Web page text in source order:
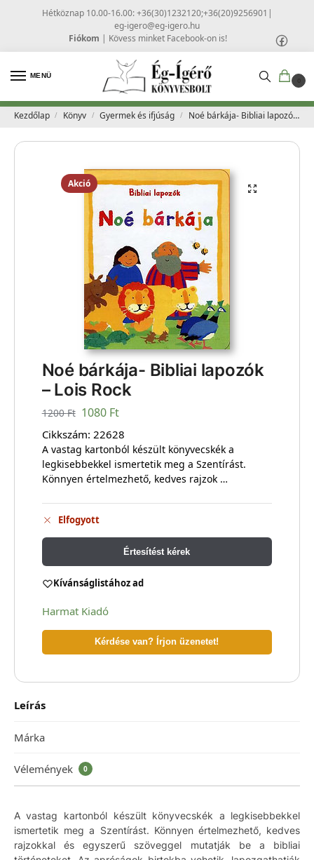
Hétköznap 10.00-16.00: +36(30)1232120;+36(20)9256901 |
eg-igero@eg-igero.hu
Fiókom | Kövess minket Facebook-on is!
MENÜ
0
Kezdőlap / Könyv / Gyermek és ifjúság / Noé bárkája- Bibliai lapozók – Lois Rock
Akció
Noé bárkája- Bibliai lapozók
– Lois Rock
1200Ft 1080 Ft
Cikkszám: 22628
A vastag kartonból készült könyvecskék a
legkisebbekkel ismertetik meg a Szentírást.
Könnyen értelmezhető, kedves rajzok …
Elfogyott
Értesítést kérek
Kívánságlistához ad
Harmat Kiadó
Kérdése van? Írjon üzenetet!
Leírás
Márka
Vélemények 0
A vastag kartonból készült könyvecskék a legkisebbekkel
ismertetik meg a Szentírást. Könnyen értelmezhető, kedves
rajzokkal és egyszerű szöveggel mutatják be a bibliai